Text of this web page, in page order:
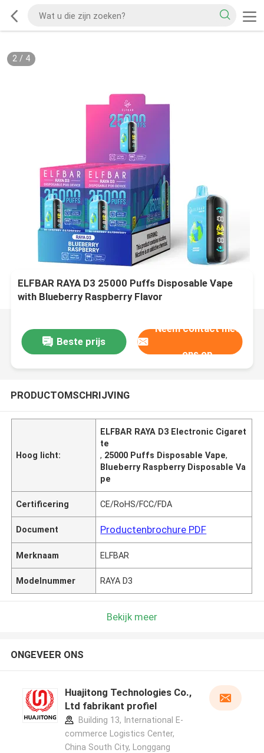
2/ 4
ELFBAR RAYA D3 25000 Puffs Disposable Vape
with Blueberry Raspberry Flavor
Beste prijs
Neem contact met
ons op
PRODUCTOMSCHRIJVING
Hoog licht:
ELFBAR RAYA D3 Electronic Cigaret
te
, 25000 Puffs Disposable Vape,
Blueberry Raspberry Disposable Va
pe
Certificering CE/RoHS/FCC/FDA
Document Productenbrochure PDF
Merknaam ELFBAR
Modelnummer RAYA D3
Bekijk meer
ONGEVEER ONS
Huajitong Technologies Co.,
Ltd fabrikant profiel
Building 13, International E-
commerce Logistics Center,
China South City, Longgang